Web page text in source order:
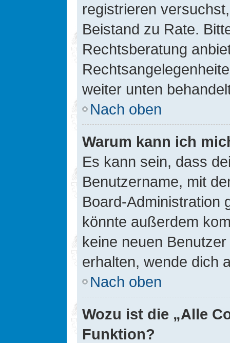
registrieren
Beistand zu Rate.
Rechtsberatung
weiter unten
Nach oben
Warum kann ich
Es kann sein, dass
Benutzername, mit
Board-Administration
könnte außerdem
keine neuen
erhalten, wende dich
Nach oben
Wozu ist die „Alle
Funktion?